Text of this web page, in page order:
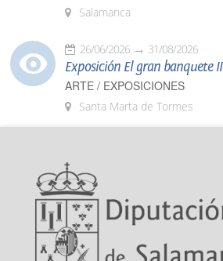
Salamanca
26/06/2026 31/08/2026
Exposición El gran banquete II
ARTE / EXPOSICIONES
Santa Marta de Tormes